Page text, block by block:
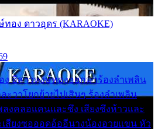
ทอง ดาวอุดร (KARAOKE)
อีสาวหงษ์ทองออกมาร้องลำเพลิน
ะวาโยกย้ายไปเสินๆ ร้องลำเพลิน
ลงคลอแคนและซึง เสียงซึงห้าวและ
เสียงซอออดอ้ออีนางน้องอวยแขน หัว